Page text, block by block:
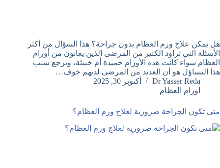
هل يمكن علاج ورم العظام بدون جراحة؟ هذا السؤال من أكثر
الأسئلة التي تراود الكثير من المرضى الذين يعانون من أورام
العظام سواء كانت هذه الأورام حميدة أم خبيثة، ويرجع سبب
هذا التساؤل هو أن العديد من المرضى لديهم خوف…
Dr Yasser Reda
أكتوبر 30, 2025
اورام العظام
متى تكون الجراحة ضرورية لعلاج ورم العظام؟